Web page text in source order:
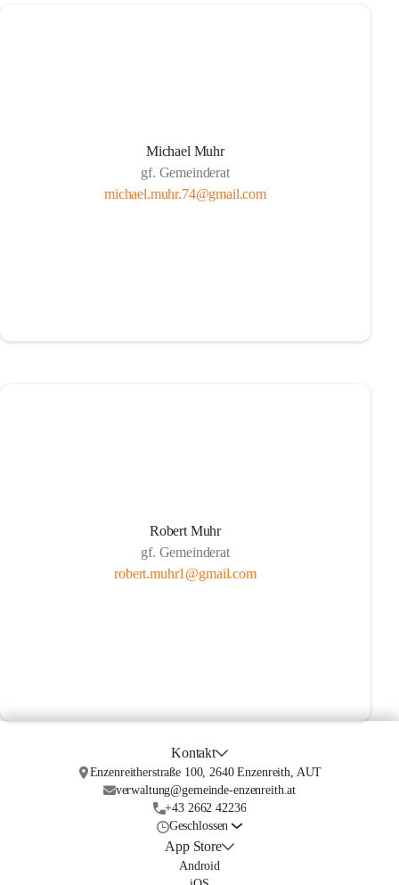
Michael Muhr
gf. Gemeinderat
michael.muhr.74@gmail.com
Robert Muhr
gf. Gemeinderat
robert.muhr1@gmail.com
Kontakt
Enzenreitherstraße 100, 2640 Enzenreith, AUT
verwaltung@gemeinde-enzenreith.at
+43 2662 42236
Geschlossen
App Store
Android